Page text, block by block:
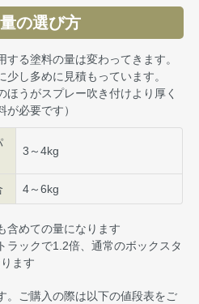
の選び方
る塗料の量は変わってきます。
し多めに見積もっています。
ほうがスプレー吹き付けより厚く
必要です）
3～4kg
4～6kg
含めての量になります
ックで1.2倍、通常のボックスタ
ます
。ご購入の際は以下の値段表をご